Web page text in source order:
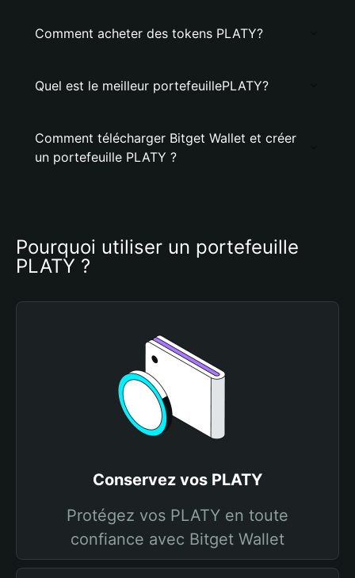
Comment acheter des tokens PLATY?
Quel est le meilleur portefeuillePLATY?
Comment télécharger Bitget Wallet et créer
un portefeuille PLATY ?
Pourquoi utiliser un portefeuille
PLATY ?
Conservez vos PLATY
Protégez vos PLATY en toute
confiance avec Bitget Wallet